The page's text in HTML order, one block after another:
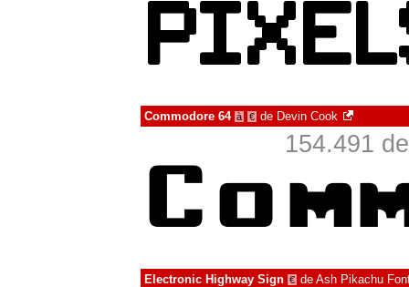
Commodore 64 à € de Devin Cook
154.491
Electronic Highway Sign € de Ash Pikachu